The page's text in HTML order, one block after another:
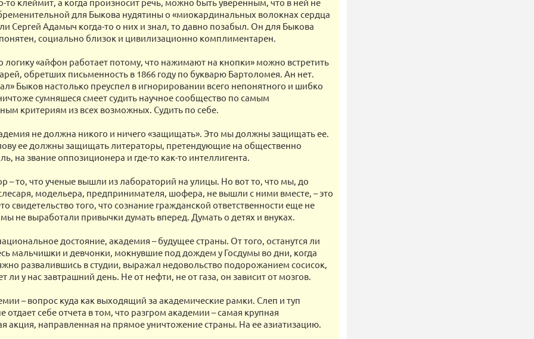
для Быкова нудятины о «миокардинальных волокнах сердца
Сергей Адамыч когда-то о них и знал, то давно позабыл. Он для Быкова
социально близок и цивилизационно комплиментарен.
логику «айфон работает потому, что нажимают на кнопки» можно встретить
обретших письменность в 1866 году по букварю Бартоломея. Ан нет.
Быков настолько преуспел в игнорировании всего непонятного и шибко
сумняшеся смеет судить научное сообщество по самым
критериям из всех возможных. Судить по себе.
не должна никого и ничего «защищать». Это мы должны защищать ее.
ее должны защищать литераторы, претендующие на общественно
на звание оппозиционера и где-то как-то интеллигента.
– то, что ученые вышли из лабораторий на улицы. Но вот то, что мы, до
модельера, предпринимателя, шофера, не вышли с ними вместе, – это
свидетельство того, что сознание гражданской ответственности еще не
мы не выработали привычки думать вперед. Думать о детях и внуках.
достояние, академия – будущее страны. От того, останутся ли
мальчишки и девчонки, мокнувшие под дождем у Госдумы во дни, когда
развалившись в студии, выражал недовольство подорожанием сосисок,
ли у нас завтрашний день. Не от нефти, не от газа, он зависит от мозгов.
– вопрос куда как выходящий за академические рамки. Слеп и туп
отдает себе отчета в том, что разгром академии – самая крупная
акция, направленная на прямое уничтожение страны. На ее азиатизацию.